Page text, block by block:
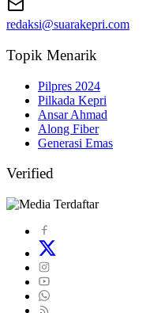
redaksi@suarakepri.com
Topik Menarik
Pilpres 2024
Pilkada Kepri
Ansar Ahmad
Along Fiber
Generasi Emas
Verified